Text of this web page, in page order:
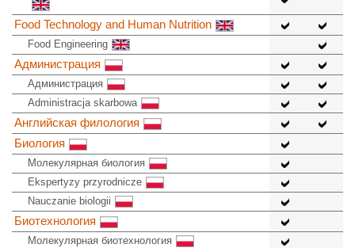
Food Technology and Human Nutrition
Food Engineering
Администрация
Администрация
Administracja skarbowa
Английская филология
Биология
Молекулярная биология
Ekspertyzy przyrodnicze
Nauczanie biologii
Биотехнология
Молекулярная биотехнология